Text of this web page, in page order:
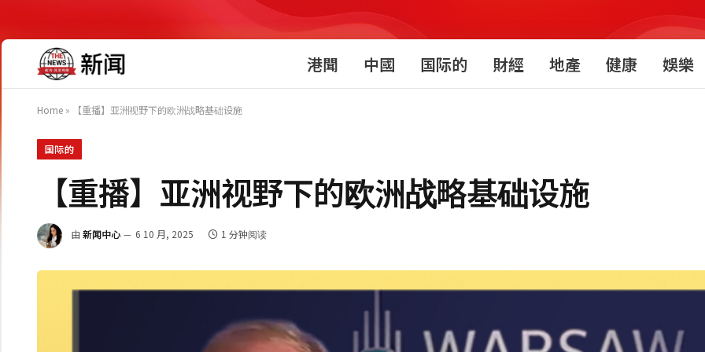
港聞 中國 国际的 財經 地產 健康 娛樂
Home » 【重播】亚洲视野下的欧洲战略基础设施
国际的
【重播】亚洲视野下的欧洲战略基础设施
由 新闻中心 6 10 月, 2025 1 分钟阅读